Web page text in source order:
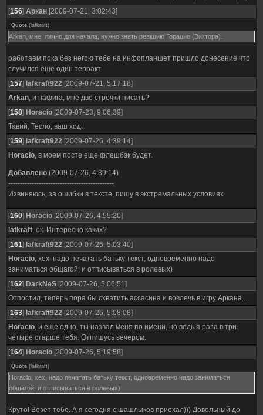
[156] Аркан [2009-07-21, 3:02:43]
Quote ( lafkraft)
Arkan, мне, лично для начала, нужно знать реакцию Горацио (Виктора).
работаем пока без негою тебе на инфопланшет пришло донесение что
случился еще один терракт
[157] lafkraft922 [2009-07-21, 5:17:18]
Arkan, и нафига, мне две строчки писать?
[158] Horacio [2009-07-23, 9:06:39]
Тавий, Тесло, ваш ход.
[159] lafkraft922 [2009-07-26, 4:39:14]
Horacio, в моем посте еще флешбэк будет.
Добавлено (2009-07-26, 4:39:14)
---------------------------------------------
Извиняюсь, за ошибки в тексте, пишу в экстремальных условиях.
[160] Horacio [2009-07-26, 4:55:20]
lafkraft, ок. Интересно каких?
[161] lafkraft922 [2009-07-26, 5:03:40]
Horacio, хех, надо печатать батьку текст, одновременно надо
заниматься общагой, и отписываться в ролевых)
[162] DarkNeS [2009-07-26, 5:06:51]
Отпостил, теперь пора бы схватить ассасина и вовлечь в игру Аркана...
[163] lafkraft922 [2009-07-26, 5:08:08]
Horacio, и еще одно, ты назвал меня по имени, но ведь я раза в три-
четыре старше тебя. Отпишусь вечером.
[164] Horacio [2009-07-26, 5:19:58]
Quote ( lafkraft)
Horacio, хех, надо печатать батьку текст, одновременно надо заниматься
общагой, и отписываться в ролевых)
Круто! Везет тебе. А я сегодня с шашлыков приехал))) Довольный до